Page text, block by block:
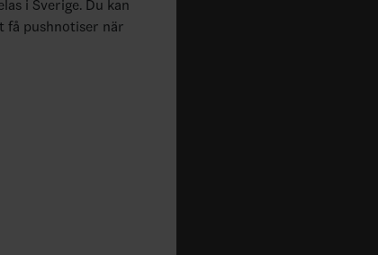
i Sverige. Du kan
få pushnotiser när